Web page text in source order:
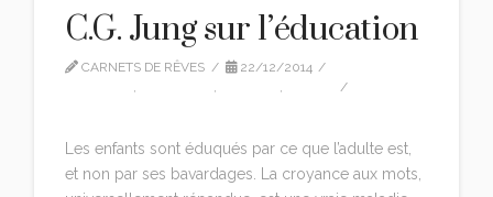
C.G. Jung sur l’éducation
CARNETS DE RÊVES
22/12/2014
, , ,
Les enfants sont éduqués par ce que l’adulte est,
et non par ses bavardages. La croyance aux mots,